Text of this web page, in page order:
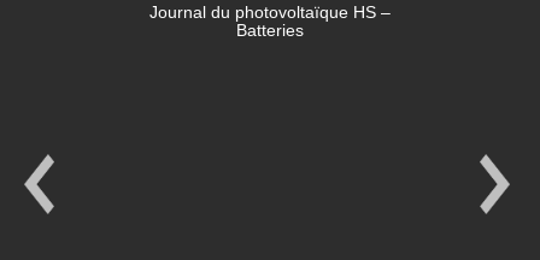
Journal du photovoltaïque HS –
Batteries